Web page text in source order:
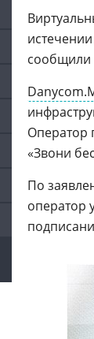
сообщили
Оператор
«Звони
По
оператор